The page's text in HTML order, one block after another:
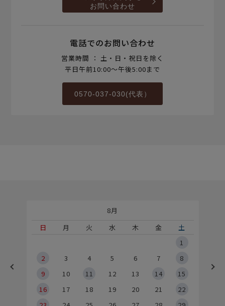
お問い合わせ
電話でのお問い合わせ
営業時間 ： 土・日・祝日を除く
平日午前10:00～午後5:00まで
0570-037-030(代表）
8月
日
月 火 水 木 金
土
1
2
3 4 5 6 7
8
9
10 11 12 13 14
15
16
17 18 19 20 21
22